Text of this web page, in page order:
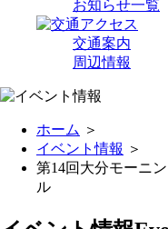
お知らせ一覧
交通案内
周辺情報
ホーム ＞
イベント情報 ＞
第14回大分モーニ
ル